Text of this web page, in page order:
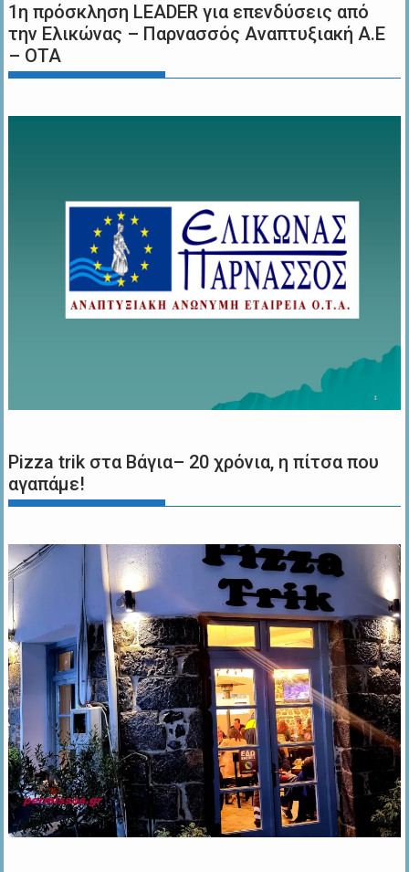
1η πρόσκληση LEADER για επενδύσεις από
την Ελικώνας – Παρνασσός Αναπτυξιακή Α.Ε
– ΟΤΑ
Pizza trik στα Βάγια– 20 χρόνια, η πίτσα που
αγαπάμε!